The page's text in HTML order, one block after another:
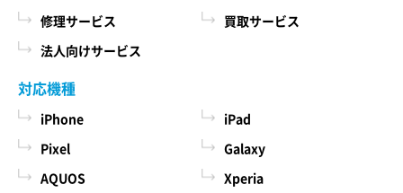
ユーザーにお知らせや連絡をするためにメール
アドレスを利用する場合やユーザーに商品を送
付したり必要に応じて連絡したりするため、氏
名や住所などの連絡先情報を利用する目的
ユーザーの本人確認を行うために、氏名、生年
月日、住所、電話番号、銀行口座番号、クレジ
ットカード番号、運転免許証番号、配達証明付
き郵便の到達結果などの情報を利用する目的
す）を修理依頼品から取り外してください。 な
お、修理依頼品に付加物が取り付けられた状態
で、お客様が修理依頼品を当社にお引渡しされた
場合、当社は、修理の過程で、付加物に生じうる
汚損、破損、紛失その他付加物に関連して生じう
る一切の損害につき責任を負いかねます。
第５条 料金について
修理サービス
買取サービス
法人向けサービス
対応機種
iPhone
iPad
Pixel
Galaxy
AQUOS
Xperia